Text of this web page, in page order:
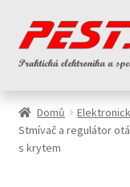
Přeskočit
na
navigaci
Přejít
k
obsahu
Domů
Stmívač a regulátor
s krytem